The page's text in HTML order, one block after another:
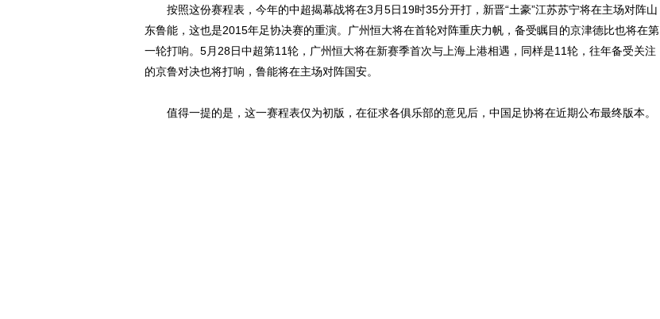
按照这份赛程表，今年的中超揭幕战将在3月5日19时35分开打，新晋“土豪”江苏苏宁将在主场对阵山
东鲁能，这也是2015年足协决赛的重演。广州恒大将在首轮对阵重庆力帆，备受瞩目的京津德比也将在第
一轮打响。5月28日中超第11轮，广州恒大将在新赛季首次与上海上港相遇，同样是11轮，往年备受关注
的京鲁对决也将打响，鲁能将在主场对阵国安。
值得一提的是，这一赛程表仅为初版，在征求各俱乐部的意见后，中国足协将在近期公布最终版本。